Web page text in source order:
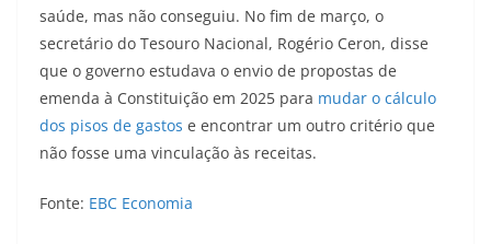
saúde, mas não conseguiu. No fim de março, o
secretário do Tesouro Nacional, Rogério Ceron, disse
que o governo estudava o envio de propostas de
emenda à Constituição em 2025 para mudar o cálculo
dos pisos de gastos e encontrar um outro critério que
não fosse uma vinculação às receitas.
Fonte: EBC Economia